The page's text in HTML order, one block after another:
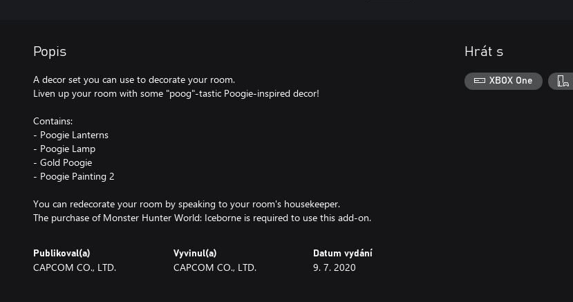
Popis
A decor set you can use to decorate your room.
Liven up your room with some "poog"-tastic Poogie-inspired decor!
Contains:
- Poogie Lanterns
- Poogie Lamp
- Gold Poogie
- Poogie Painting 2
You can redecorate your room by speaking to your room's housekeeper.
The purchase of Monster Hunter World: Iceborne is required to use this add-on.
Publikoval(a)
CAPCOM CO., LTD.
Vyvinul(a)
CAPCOM CO., LTD.
Datum vydání
9. 7. 2020
Hrát s
XBOX One